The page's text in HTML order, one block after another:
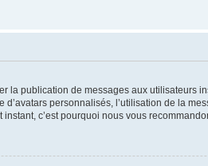
la publication de messages aux utilisateurs
personnalisés, l’utilisation de la
c’est pourquoi nous vous